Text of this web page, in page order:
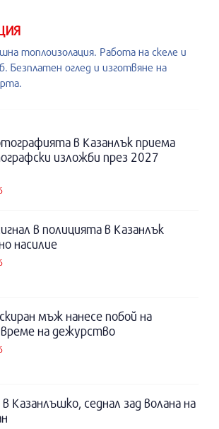
топлоизолация. Работа на скеле и
Безплатен оглед и изготвяне на
в Казанлък приема
изложби през 2027
в полицията в Казанлък
насилие
мъж нанесе побой на
на дежурство
Казанлъшко, седнал зад волана на